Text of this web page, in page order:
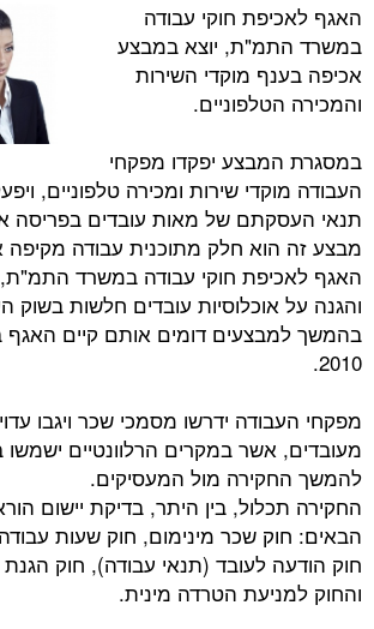
חוקי עבודה
יוצא במבצע
מוקדי השירות
יפקדו מפקחי
שירות ומכירה טלפוניים, ויפעלו לבדיקת
של מאות עובדים בפריסה ארצית.
חלק מתוכנית עבודה מקיפה אשר גיבש
חוקי עבודה במשרד התמ"ת, לאיתור
עובדים חלשות בשוק העבודה ובא
דומים אותם קיים האגף בשנת
ידרשו מסמכי שכר ויגבו עדויות
במקרים הרלוונטיים ישמשו בסיס
מול המעסיקים.
בין היתר, בדיקת יישום הוראות החוקים
שכר מינימום, חוק שעות עבודה ומנוחה,
לעובד (תנאי עבודה), חוק הגנת השכר
הטרדה מינית.